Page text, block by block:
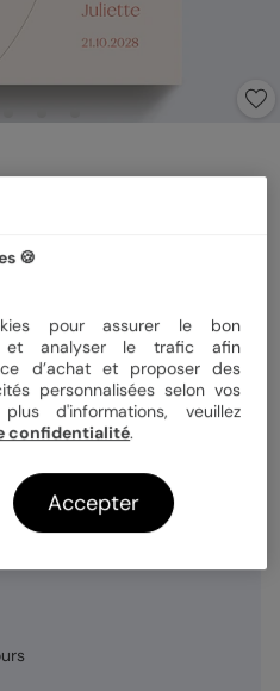
Rigide Souple
Papier Satiné brillant
1 album
🍪
pour assurer le bon
et analyser le trafic afin
d’achat et proposer des
personnalisées selon vos
d'informations, veuillez
confidentialité.
Accepter